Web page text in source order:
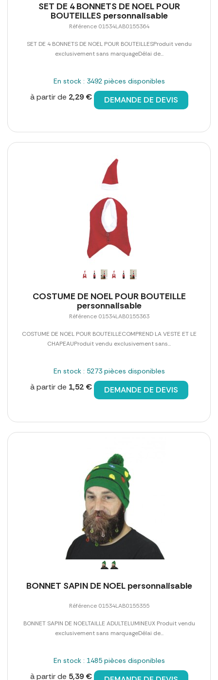
SET DE 4 BONNETS DE NOEL POUR
BOUTEILLES personnalisable
Référence 01534LAB0155364
SET DE 4 BONNETS DE NOEL POUR BOUTEILLESProduit vendu
exclusivement sans marquageDélai de...
En stock : 3492 pièces disponibles
à partir de 2,29 € DEMANDE DE DEVIS
COSTUME DE NOEL POUR BOUTEILLE
personnalisable
Référence 01534LAB0155363
COSTUME DE NOEL POUR BOUTEILLECOMPREND LA VESTE ET LE
CHAPEAUProduit vendu exclusivement sans...
En stock : 5273 pièces disponibles
à partir de 1,52 € DEMANDE DE DEVIS
BONNET SAPIN DE NOEL personnalisable
Référence 01534LAB0155355
BONNET SAPIN DE NOELTAILLE ADULTELUMINEUX Produit vendu
exclusivement sans marquageDélai de...
En stock : 1485 pièces disponibles
à partir de 5,39 €